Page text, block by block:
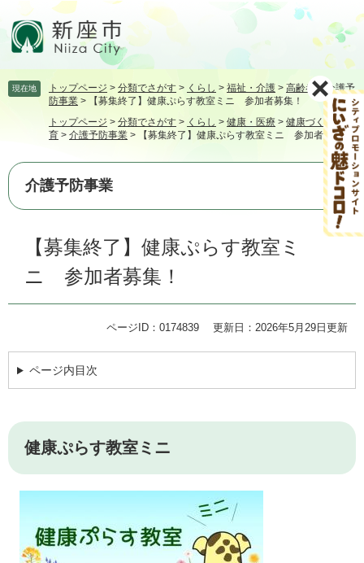
頭飛
文
へ
現在地 トップページ > 分類でさがす > くらし > 福祉・介護 > 高齢者>介護予
防事業 >
【募集終了】健康ぷらす教室ミニ 参加者募集！
トップページ > 分類でさがす > くらし > 健康・医療 > 健康づくり・食
育 > 介護予防事業 > 【募集終了】健康ぷらす教室ミニ 参加者募集！
介護予防事業
【募集終了】健康ぷらす教室ミ
ニ 参加者募集！
ページID：0174839 更新日：2026年5月29日更新
ページ内目次
健康ぷらす教室ミニ